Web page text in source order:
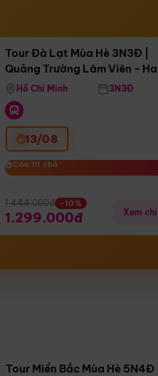
Còn04 ngày 13:41:07
Tour Đà Lạt Mùa Hè 3N3Đ |
Quảng Trường Lâm Viên -
Hill - Puppy Farm
Hồ Chí Minh 3N3Đ
13/08
Còn 10 chỗ
Còn 10 chỗ
1.444.000đ -10%
1.299.000đ Xem
Tour Miền Bắc Mùa Hè 5N4Đ |